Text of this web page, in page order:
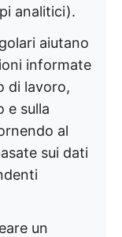
analitici).
aiutano
informate
di lavoro,
e sulla
al
sui dati
un